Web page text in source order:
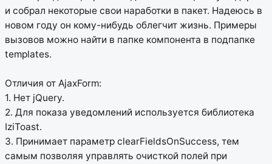
и собрал некоторые свои наработки в пакет. Надеюсь в
новом году он кому-нибудь облегчит жизнь. Примеры
вызовов можно найти в папке компонента в подпапке
templates.
Отличия от AjaxForm:
1. Нет jQuery.
2. Для показа уведомлений используется библиотека
IziToast.
3. Принимает параметр clearFieldsOnSuccess, тем
самым позволяя управлять очисткой полей при